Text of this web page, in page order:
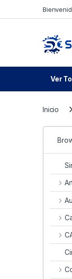
Ver
Inicio